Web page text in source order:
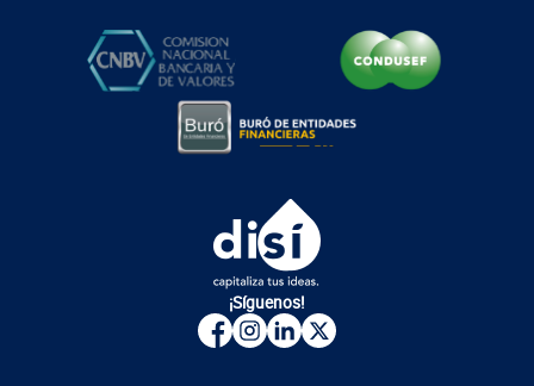
¡Síguenos!